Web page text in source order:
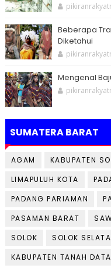
Beberapa
Diketahui
Mengenal
SUMATERA BARAT
AGAM KABUPATEN
LIMAPULUH KOTA
PADANG PARIAMAN
PASAMAN BARAT
SOLOK
SOLOK
KABUPATEN TANAH